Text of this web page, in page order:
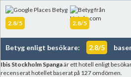
2.8/5 2.8/5
Betyg enligt besökare: 2.8/5
Ibis Stockholm Spangaär ett hotell enligt
recenserat hotellet baserat på 127 omdömen.